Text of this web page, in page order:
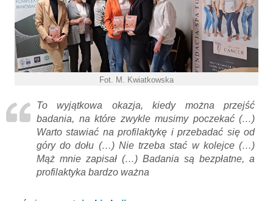
Fot. M. Kwiatkowska
To wyjątkowa okazja, kiedy można przejść
badania, na które zwykle musimy poczekać (…)
Warto stawiać na profilaktykę i przebadać się od
góry do dołu (…) Nie trzeba stać w kolejce (…)
Mąż mnie zapisał (…) Badania są bezpłatne, a
profilaktyka bardzo ważna